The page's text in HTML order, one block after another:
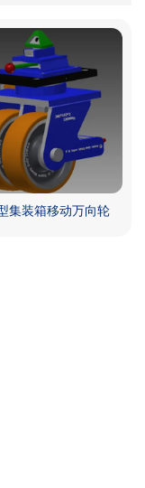
集装箱移动万向轮